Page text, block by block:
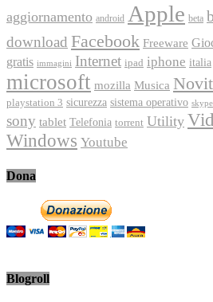
aggiornamento android Apple beta
download Facebook Freeware
gratis immagini Internet ipad iphone italia
microsoft mozilla Musica
playstation 3 sicurezza sistema operativo skype
sony tablet Telefonia torrent Utility
Windows Youtube
Dona
Blogroll